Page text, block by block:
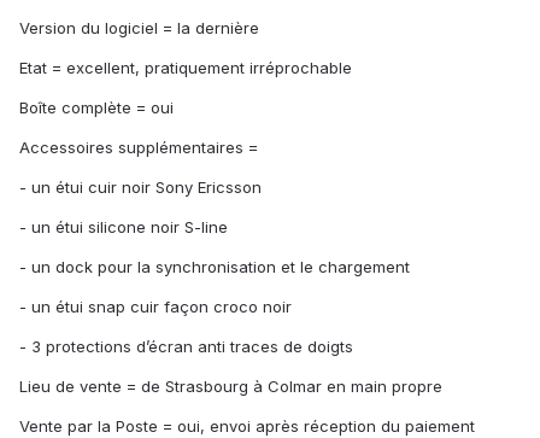
Version du logiciel = la dernière
Etat = excellent, pratiquement irréprochable
Boîte complète = oui
Accessoires supplémentaires =
- un étui cuir noir Sony Ericsson
- un étui silicone noir S-line
- un dock pour la synchronisation et le chargement
- un étui snap cuir façon croco noir
- 3 protections d’écran anti traces de doigts
Lieu de vente = de Strasbourg à Colmar en main propre
Vente par la Poste = oui, envoi après réception du paiement